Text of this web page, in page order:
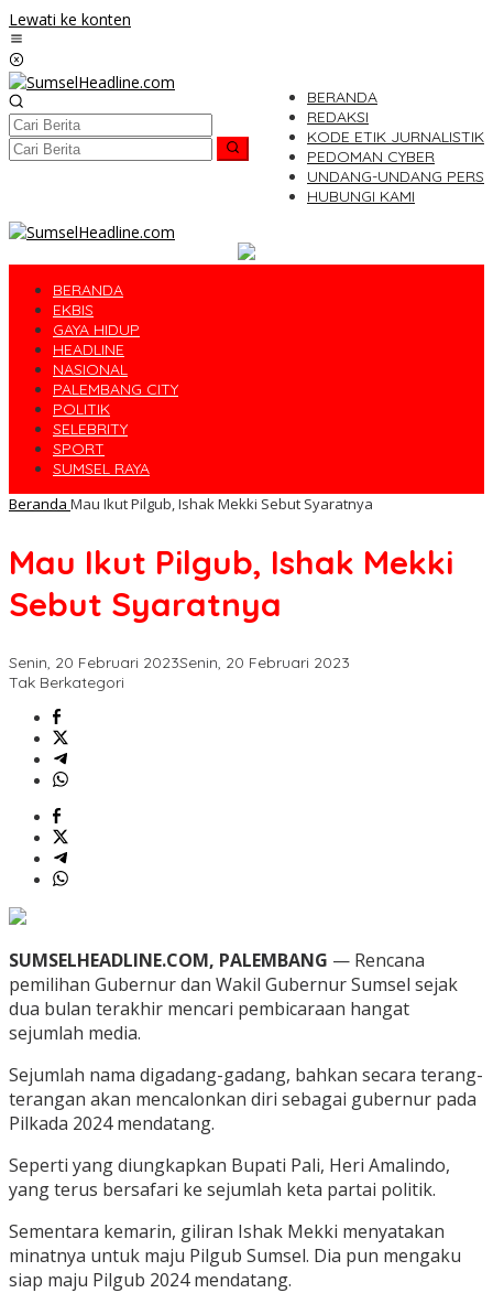
Lewati ke konten
BERANDA
REDAKSI
KODE ETIK JURNALISTIK
PEDOMAN CYBER
UNDANG-UNDANG PERS
HUBUNGI KAMI
BERANDA
EKBIS
GAYA HIDUP
HEADLINE
NASIONAL
PALEMBANG CITY
POLITIK
SELEBRITY
SPORT
SUMSEL RAYA
Beranda Mau Ikut Pilgub, Ishak Mekki Sebut Syaratnya
Mau Ikut Pilgub, Ishak Mekki
Sebut Syaratnya
Senin, 20 Februari 2023Senin, 20 Februari 2023
Tak Berkategori
SUMSELHEADLINE.COM, PALEMBANG — Rencana
pemilihan Gubernur dan Wakil Gubernur Sumsel sejak
dua bulan terakhir mencari pembicaraan hangat
sejumlah media.
Sejumlah nama digadang-gadang, bahkan secara terang-
terangan akan mencalonkan diri sebagai gubernur pada
Pilkada 2024 mendatang.
Seperti yang diungkapkan Bupati Pali, Heri Amalindo,
yang terus bersafari ke sejumlah keta partai politik.
Sementara kemarin, giliran Ishak Mekki menyatakan
minatnya untuk maju Pilgub Sumsel. Dia pun mengaku
siap maju Pilgub 2024 mendatang.